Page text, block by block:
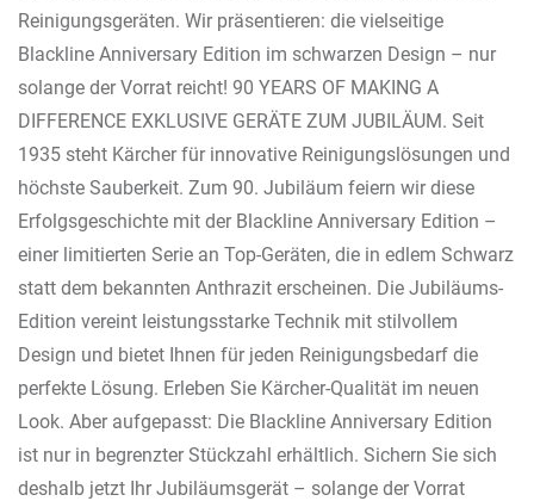
Reinigungsgeräten. Wir präsentieren: die vielseitige
Blackline Anniversary Edition im schwarzen Design – nur
solange der Vorrat reicht! 90 YEARS OF MAKING A
DIFFERENCE EXKLUSIVE GERÄTE ZUM JUBILÄUM. Seit
1935 steht Kärcher für innovative Reinigungslösungen und
höchste Sauberkeit. Zum 90. Jubiläum feiern wir diese
Erfolgsgeschichte mit der Blackline Anniversary Edition –
einer limitierten Serie an Top-Geräten, die in edlem Schwarz
statt dem bekannten Anthrazit erscheinen. Die Jubiläums-
Edition vereint leistungsstarke Technik mit stilvollem
Design und bietet Ihnen für jeden Reinigungsbedarf die
perfekte Lösung. Erleben Sie Kärcher-Qualität im neuen
Look. Aber aufgepasst: Die Blackline Anniversary Edition
ist nur in begrenzter Stückzahl erhältlich. Sichern Sie sich
deshalb jetzt Ihr Jubiläumsgerät – solange der Vorrat